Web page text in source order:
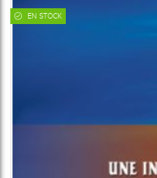
EN STOCK